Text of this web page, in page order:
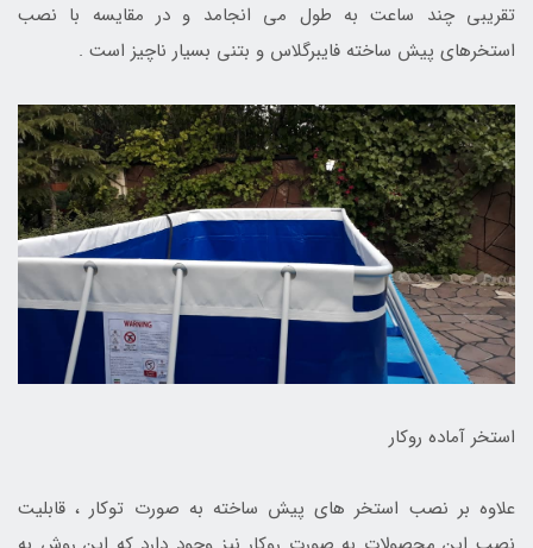
تقریبی چند ساعت به طول می انجامد و در مقایسه با نصب
استخرهای پیش ساخته فایبرگلاس و بتنی بسیار ناچیز است .
استخر آماده روکار
علاوه بر نصب استخر های پیش ساخته به صورت توکار ، قابلیت